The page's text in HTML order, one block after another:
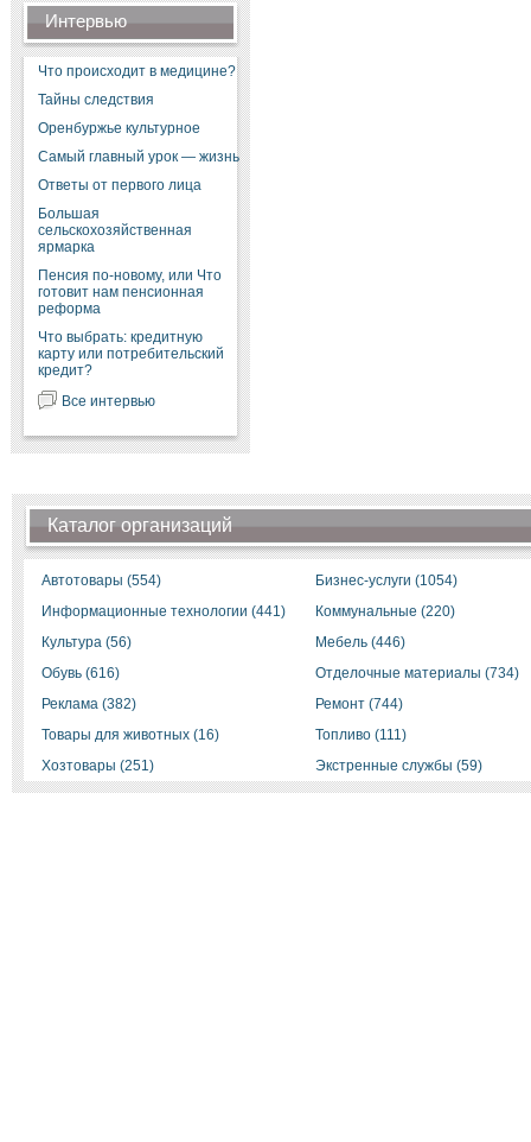
Интервью
Что происходит в медицине?
Тайны следствия
Оренбуржье культурное
Самый главный урок — жизнь
Ответы от первого лица
Большая
сельскохозяйственная
ярмарка
Пенсия по-новому, или Что
готовит нам пенсионная
реформа
Что выбрать: кредитную
карту или потребительский
кредит?
Все интервью
Каталог организаций
Автотовары (554)
Бизнес-услуги (1054)
Информационные технологии (441)
Коммунальные (220)
Культура (56)
Мебель (446)
Обувь (616)
Отделочные материалы (734)
Реклама (382)
Ремонт (744)
Товары для животных (16)
Топливо (111)
Хозтовары (251)
Экстренные службы (59)